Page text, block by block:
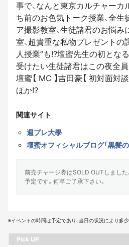
事で、なんと東京カルチャーカ
ち前のお色気トーク授業、全
ア撮影教室、生徒諸君のお悩
室、超貴重な私物プレゼントの
人授業”も!?壇蜜先生の初とな
受けたい生徒諸君はこの夜全員
壇蜜【 MC 】吉田豪【 初対面対
ほか!?
関連サイト
週プレ大學
壇蜜オフィシャルブログ「黒髪の
前売チャージ券はSOLD OUTしまし
予定です。何卒ご了承下さい。
※イベントの時間は予定であり、当日の状況により多
Pick UP